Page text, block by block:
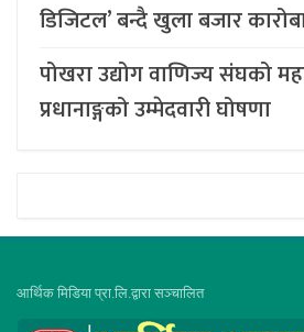
डिजिटल’ बन्दै खुला बजार
पोखरा उद्योग वाणिज्य संघको
प्रधानाङ्गको उम्मेदवारी घोषणा
आर्थिक मिडिया प्रा.लि.द्वारा सञ्चालित